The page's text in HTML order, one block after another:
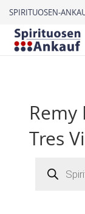
SPIRITUOSEN-
Remy
Tres
search